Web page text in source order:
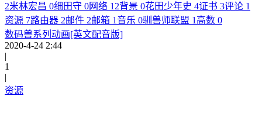
2米林宏昌 0细田守 0网络 12背景 0花田少年史 4证书 3评论 1
资源 7路由器 2邮件 2邮箱 1音乐 0驯兽师联盟 1 高数 0
数码兽系列动画[英文配音版]
2020-4-24 2:44
|
1
|
资源